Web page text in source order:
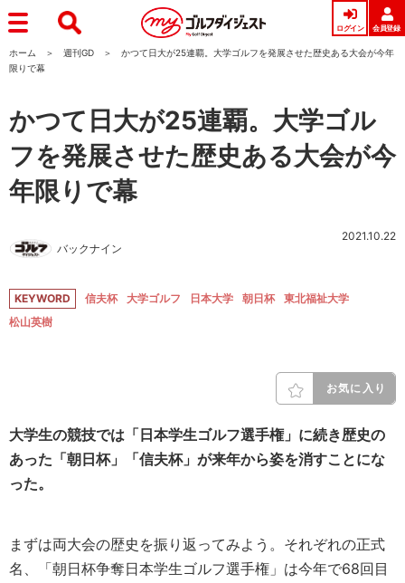
ログイン 会員登録
ホーム 週刊GD
かつて日大が25連覇。大学ゴルフを発展させた歴史ある大会が今年
限りで幕
かつて日大が25連覇。大学ゴル
フを発展させた歴史ある大会が今
年限りで幕
バックナイン
2021.10.22
KEYWORD 信夫杯 大学ゴルフ 日本大学 朝日杯
東北福祉大学
松山英樹
お気に入り
大学生の競技では「日本学生ゴルフ選手権」に続き歴史の
あった「朝日杯」「信夫杯」が来年から姿を消すことにな
った。
まずは両大会の歴史を振り返ってみよう。それぞれの正式
名、「朝日杯争奪日本学生ゴルフ選手権」は今年で68回目